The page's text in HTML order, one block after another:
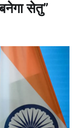
सेतु”